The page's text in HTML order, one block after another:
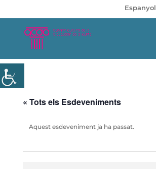
Espanyol
« Tots els Esdeveniments
Aquest esdeveniment ja ha passat.